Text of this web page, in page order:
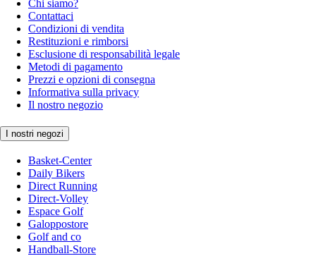
Chi siamo?
Contattaci
Condizioni di vendita
Restituzioni e rimborsi
Esclusione di responsabilità legale
Metodi di pagamento
Prezzi e opzioni di consegna
Informativa sulla privacy
Il nostro negozio
I nostri negozi
Basket-Center
Daily Bikers
Direct Running
Direct-Volley
Espace Golf
Galoppostore
Golf and co
Handball-Store